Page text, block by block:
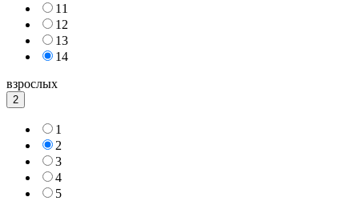
11
12
13
14
взрослых
2
1
2
3
4
5